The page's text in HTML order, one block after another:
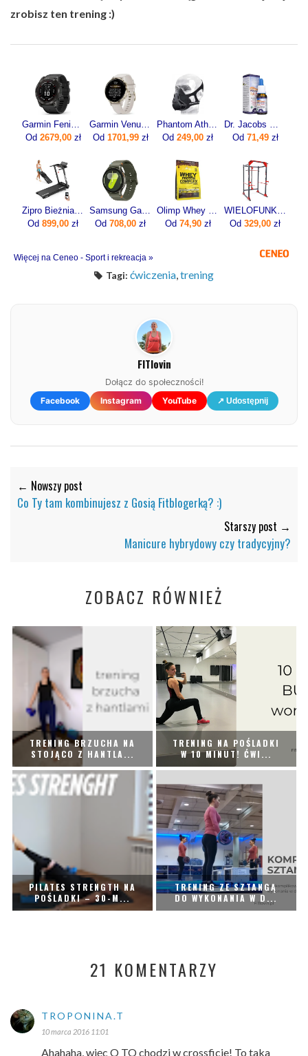
zrobisz ten trening :)
Garmin Fenix 7X Pro Sapphire Solar Carbon Gray DLC Titanium Z Czarnym Paskiem (010-02778-11)
Od 2679,00zł
Garmin Venu 3s Beżowy (0100278502)
Od 1701,99zł
Phantom Athletics Maska Treningowa Wydolnościowa Fitness L
Od 249,00 zł
Dr. Jacobs Witamina D3K2 Forte 20ml
Od 71,49zł
Zipro Bieżnia Elektryczna Domowa Składana Pod Łóżko 1-12Km/H Forma Lite
Od 899,00 zł
Samsung Galaxy Watch7 SM-L310 44mm Khaki
Od 708,00 zł
Olimp Whey Protein Complex 600g
Od 74,90zł
WIELOFUNKCYJNA KLATKA DO ĆWICZEŃ KSSL025/2 Z WYCIĄGIEM
Od 329,00 zł
Więcej na Ceneo - Sport i rekreacja »
Tagi: ćwiczenia,trening
FITlovin
Dołącz do społeczności!
Facebook
Instagram YouTube ↗ Udostępnij
← Nowszy post
Co Ty tam kombinujesz z Gosią Fitblogerką? :)
Starszy post →
Manicure hybrydowy czy tradycyjny?
ZOBACZ RÓWNIEŻ
TRENING BRZUCHA NA
STOJĄCO Z HANTLA...
TRENING NA POŚLADKI
W 10 MINUT! ĆWI...
PILATES STRENGTH NA
POŚLADKI – 30-M...
TRENING ZE SZTANGĄ
DO WYKONANIA W D...
21 KOMENTARZY
TROPONINA.T
10 marca 2016 11:01
Ahahaha, więc O TO chodzi w crossficie! To taka